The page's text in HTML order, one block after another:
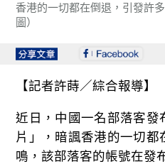
香港的一切都在倒退，引發許
圖）
【記者許蒔／綜合報導】
近日，中國一名部落客發
片」，暗諷香港的一切
鳴，該部落客的帳號在發